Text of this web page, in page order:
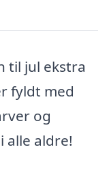
til jul ekstra
fyldt med
og
alle aldre!